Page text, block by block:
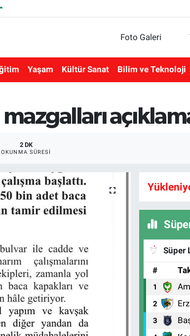
Foto Galeri
Yaşam Kültür Sanat Bilim ve Teknoloji
2 DK
OKUNMA SÜRESI
Süper
#
1
2
3